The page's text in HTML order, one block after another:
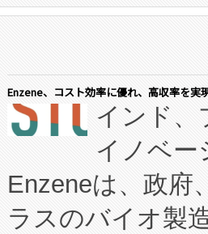
Enzene、コスト効率に優れ、高収率を実
インド
イノベー
Enzeneは、政府
ラスのバイオ製